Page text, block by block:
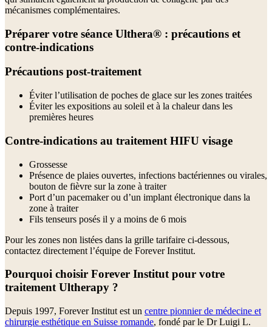
mécanismes complémentaires.
Préparer votre séance Ulthera® : précautions et
contre-indications
Précautions post-traitement
Éviter l’utilisation de poches de glace sur les zones traitées
Éviter les expositions au soleil et à la chaleur dans les
premières heures
Contre-indications au traitement HIFU visage
Grossesse
Présence de plaies ouvertes, infections bactériennes ou virales,
bouton de fièvre sur la zone à traiter
Port d’un pacemaker ou d’un implant électronique dans la
zone à traiter
Fils tenseurs posés il y a moins de 6 mois
Pour les zones non listées dans la grille tarifaire ci-dessous,
contactez directement l’équipe de Forever Institut.
Pourquoi choisir Forever Institut pour votre
traitement Ultherapy ?
Depuis 1997, Forever Institut est un centre pionnier de médecine et
chirurgie esthétique en Suisse romande, fondé par le Dr Luigi L.